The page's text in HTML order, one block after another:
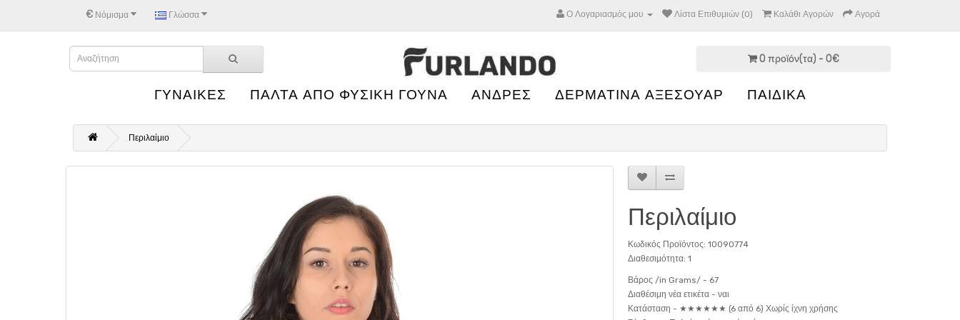
€ Νόμισμα Γλώσσα Ο Λογαριασμός μου Λίστα Επιθυμιών (0) Καλάθι Αγορών Αγορά
0 προϊόν(τα) - 0€
ΓΥΝΑΙΚΕΣ ΠΑΛΤΑ ΑΠΟ ΦΥΣΙΚΗ ΓΟΥΝΑ ΑΝΔΡΕΣ ΔΕΡΜΑΤΙΝΑ ΑΞΕΣΟΥΑΡ ΠΑΙΔΙΚΑ
Περιλαίμιο
Περιλαίμιο
Κωδικός Προϊόντος: 10090774
Διαθεσιμότητα: 1
Βάρος /in Grams/ - 67
Διαθέσιμη νέα ετικέτα - ναι
Κατάσταση - ★★★★★★ (6 από 6) Χωρίς ίχνη χρήσης